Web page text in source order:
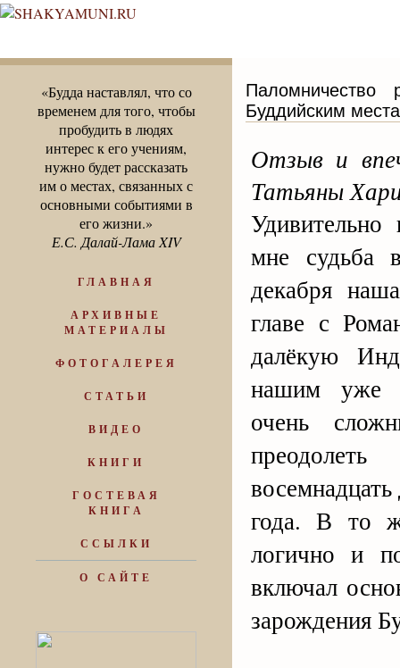
«Будда наставлял, что со
временем для того, чтобы
пробудить в людях
интерес к его учениям,
нужно будет рассказать
им о местах, связанных с
основными событиями в
его жизни.»
Е.С. Далай-Лама XIV
ГЛАВНАЯ
АРХИВНЫЕ
МАТЕРИАЛЫ
ФОТОГАЛЕРЕЯ
СТАТЬИ
ВИДЕО
КНИГИ
ГОСТЕВАЯ
КНИГА
ССЫЛКИ
О САЙТЕ
Паломничество
Буддийским
Отзыв и
Татьяны
мне судьба
декабря
главе с
далёкую
нашим уже
очень
года. В то
логично и
включал
зарождения